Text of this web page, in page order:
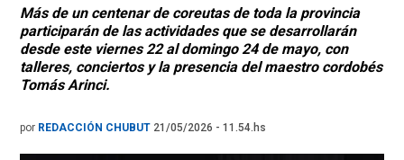
Más de un centenar de coreutas de toda la provincia
participarán de las actividades que se desarrollarán
desde este viernes 22 al domingo 24 de mayo, con
talleres, conciertos y la presencia del maestro cordobés
Tomás Arinci.
por REDACCIÓN CHUBUT 21/05/2026 - 11.54.hs